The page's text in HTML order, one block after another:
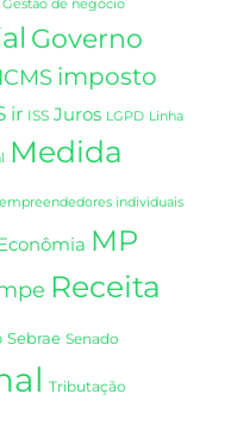
Governo
ICMS imposto
ir ISS Juros LGPD Linha
Medida
individuais
MP
Receita
Sebrae Senado
Tributação